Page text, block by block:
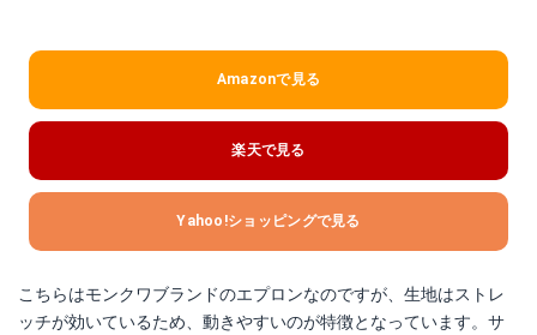
Amazonで見る
楽天で見る
Yahoo!ショッピングで見る
こちらはモンクワブランドのエプロンなのですが、生地はストレ
ッチが効いているため、動きやすいのが特徴となっています。サ